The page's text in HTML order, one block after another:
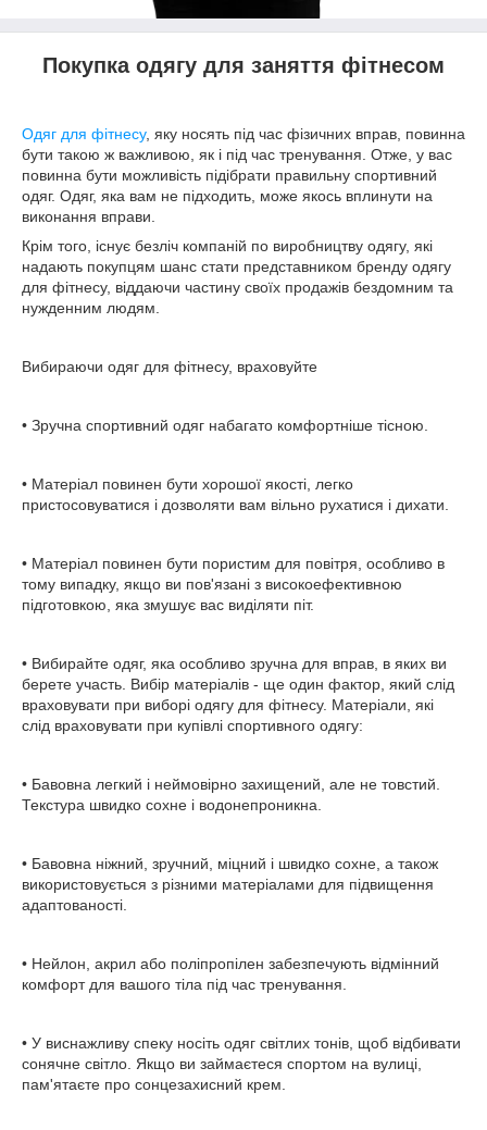
Покупка одягу для заняття фітнесом
Одяг для фітнесу, яку носять під час фізичних вправ, повинна
бути такою ж важливою, як і під час тренування. Отже, у вас
повинна бути можливість підібрати правильну спортивний
одяг. Одяг, яка вам не підходить, може якось вплинути на
виконання вправи.
Крім того, існує безліч компаній по виробництву одягу, які
надають покупцям шанс стати представником бренду одягу
для фітнесу, віддаючи частину своїх продажів бездомним та
нужденним людям.
Вибираючи одяг для фітнесу, враховуйте
• Зручна спортивний одяг набагато комфортніше тісною.
• Матеріал повинен бути хорошої якості, легко
пристосовуватися і дозволяти вам вільно рухатися і дихати.
• Матеріал повинен бути пористим для повітря, особливо в
тому випадку, якщо ви пов'язані з високоефективною
підготовкою, яка змушує вас виділяти піт.
• Вибирайте одяг, яка особливо зручна для вправ, в яких ви
берете участь. Вибір матеріалів - ще один фактор, який слід
враховувати при виборі одягу для фітнесу. Матеріали, які
слід враховувати при купівлі спортивного одягу:
• Бавовна легкий і неймовірно захищений, але не товстий.
Текстура швидко сохне і водонепроникна.
• Бавовна ніжний, зручний, міцний і швидко сохне, а також
використовується з різними матеріалами для підвищення
адаптованості.
• Нейлон, акрил або поліпропілен забезпечують відмінний
комфорт для вашого тіла під час тренування.
• У виснажливу спеку носіть одяг світлих тонів, щоб відбивати
сонячне світло. Якщо ви займаєтеся спортом на вулиці,
пам'ятаєте про сонцезахисний крем.